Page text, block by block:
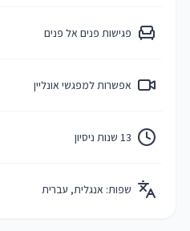
פגישות פנים אל פנים
אפשרות למפגשי אונליין
13 שנות ניסיון
שפות: אנגלית, עברית